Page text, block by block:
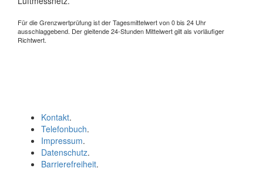
Für die Grenzwertprüfung ist der Tagesmittelwert von 0 bis 24 Uhr
ausschlaggebend. Der gleitende 24-Stunden Mittelwert gilt als vorläufiger
Richtwert.
Kontakt.
Telefonbuch.
Impressum.
Datenschutz.
Barrierefreiheit.